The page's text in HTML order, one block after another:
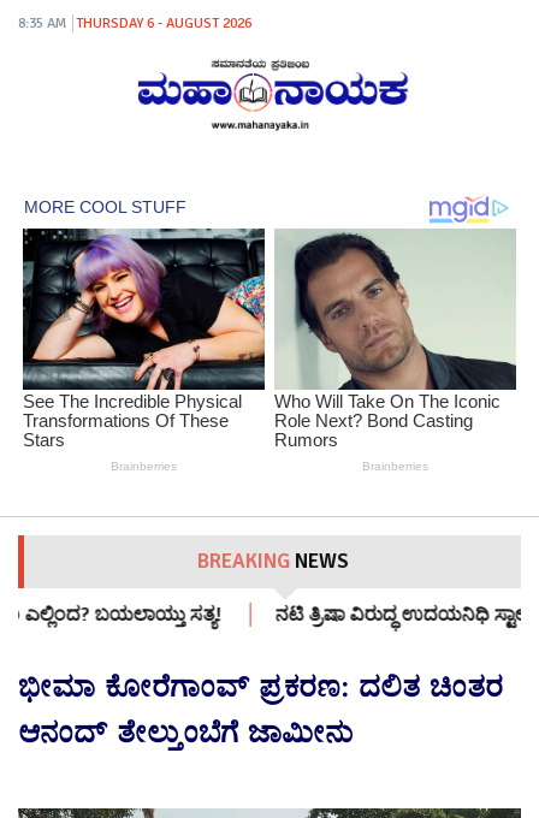
8:35 AM THURSDAY 6 - AUGUST 2026
BREAKING NEWS
ನಟಿ ತ್ರಿಷಾ ವಿರುದ್ಧ ಉದಯನಿಧಿ ಸ್ಟಾಲಿನ್ ಡಬಲ್ ಮೀನಿಂಗ್ ಹೇಳಿಕೆ:
ಭೀಮಾ ಕೋರೆಗಾಂವ್ ಪ್ರಕರಣ: ದಲಿತ ಚಿಂತರ
ಆನಂದ್ ತೇಲ್ತುಂಬೆಗೆ ಜಾಮೀನು